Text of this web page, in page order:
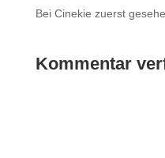
Bei Cinekie zuerst
Kommentar